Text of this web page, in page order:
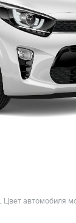
автомобиля